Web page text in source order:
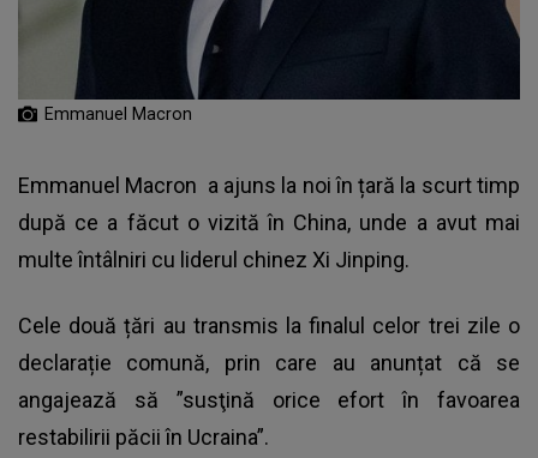
Emmanuel Macron
Emmanuel Macron a ajuns la noi în țară la scurt timp
după ce a făcut o vizită în China, unde a avut mai
multe întâlniri cu liderul chinez Xi Jinping.
Cele două țări au transmis la finalul celor trei zile o
declarație comună, prin care au anunțat că se
angajează să ”susţină orice efort în favoarea
restabilirii păcii în Ucraina”.